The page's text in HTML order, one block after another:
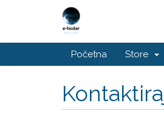
Početna Store